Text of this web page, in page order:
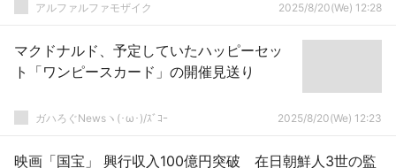
アルファルファモザイク 2025/8/20(We) 12:28
マクドナルド、予定していたハッピーセッ
ト「ワンピースカード」の開催見送り
ガハろぐNewsヽ(･ω･)/ｽﾞｺｰ 2025/8/20(We) 12:23
映画「国宝」 興行収入100億円突破 在日朝鮮人3世の監